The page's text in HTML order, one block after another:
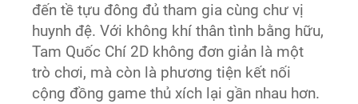
đến tề tựu đông đủ tham gia cùng chư vị
huynh đệ. Với không khí thân tình bằng hữu,
Tam Quốc Chí 2D không đơn giản là một
trò chơi, mà còn là phương tiện kết nối
cộng đồng game thủ xích lại gần nhau hơn.